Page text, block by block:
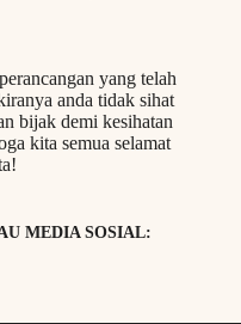
yang telah
anda tidak sihat
bijak demi kesihatan
kita semua selamat
MEDIA SOSIAL: